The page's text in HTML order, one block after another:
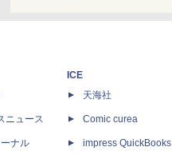
ニュース
ナル
ICE
天海社
Comic curea
impress QuickBooks